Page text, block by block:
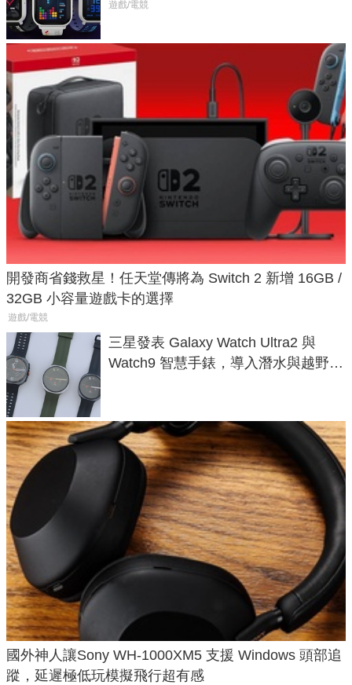
不過竟然不能連手機？
遊戲/電競
開發商省錢救星！任天堂傳將為 Switch 2 新增 16GB /
32GB 小容量遊戲卡的選擇
遊戲/電競
三星發表 Galaxy Watch Ultra2 與
Watch9 智慧手錶，導入潛水與越野跑
國外神人讓Sony WH-1000XM5 支援 Windows 頭部追
蹤，延遲極低玩模擬飛行超有感